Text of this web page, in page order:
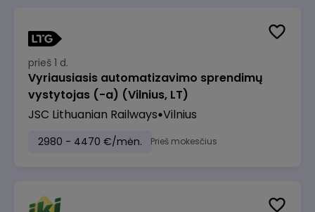
prieš 1 d.
Vyriausiasis automatizavimo sprendimų
vystytojas (-a) (Vilnius, LT)
JSC Lithuanian Railways Vilnius
2980 - 4470 €/mėn. Prieš mokesčius